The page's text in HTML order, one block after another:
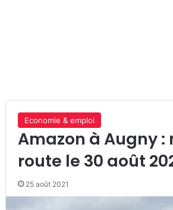
Economie & emploi
Amazon à Augny :
route le 30 août
25 août 2021